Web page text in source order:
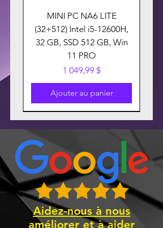
MINI PC NA6 LITE
(32+512) Intel i5-12600H,
32 GB, SSD 512 GB, Win
11 PRO
Prix
1 049,99 $
Ajouter au panier
Aidez-nous à nous
améliorer et à aider